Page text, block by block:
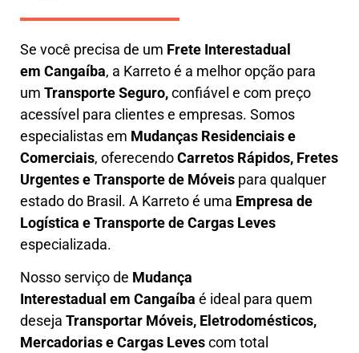
Se você precisa de um Frete Interestadual
em Cangaíba, a Karreto é a melhor opção para
um Transporte Seguro,confiável e com preço
acessível para clientes e empresas. Somos
especialistas em Mudanças Residenciais e
Comerciais, oferecendoCarretos Rápidos, Fretes
Urgentes e Transporte de Móveis para qualquer
estado do Brasil. A Karretoé uma Empresa de
Logística e Transporte de Cargas Leves
especializada.
Nosso serviço de Mudança
Interestadual em Cangaíba é ideal para quem
deseja Transportar Móveis, Eletrodomésticos,
Mercadorias e Cargas Levescom total